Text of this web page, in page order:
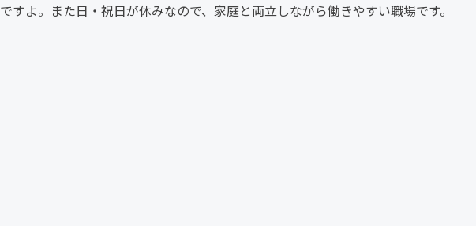
よ。また日・祝日が休みなので、家庭と両立しながら働きやすい職場です。